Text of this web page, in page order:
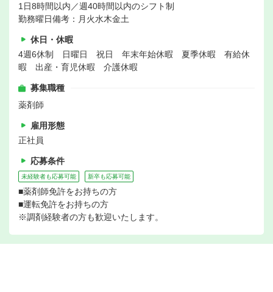
1日8時間以内／週40時間以内のシフト制
勤務曜日備考：月火水木金土
休日・休暇
4週6休制 日曜日 祝日 年末年始休暇 夏季休暇 有給休
暇 出産・育児休暇 介護休暇
募集職種
薬剤師
雇用形態
正社員
応募条件
未経験者も応募可能 新卒も応募可能
■薬剤師免許をお持ちの方
■運転免許をお持ちの方
※調剤経験者の方も歓迎いたします。